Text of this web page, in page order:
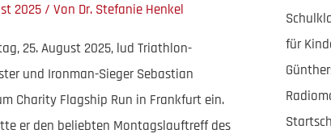
2025 / Von Dr. Stefanie Henkel
25. August 2025, lud Triathlon-
und Ironman-Sieger Sebastian
Charity Flagship Run in Frankfurt ein.
er den beliebten Montagslauftreff des
für